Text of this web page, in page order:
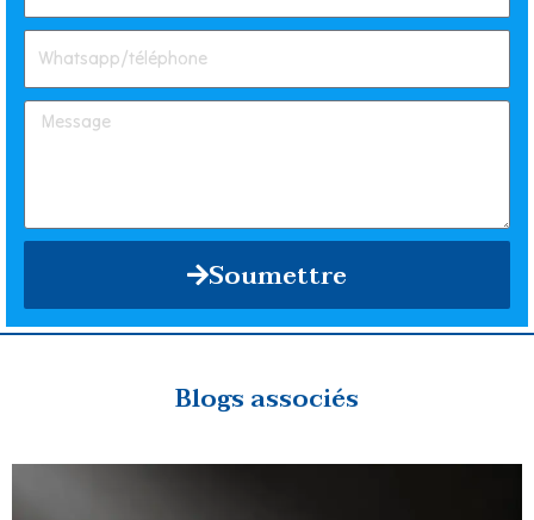
Soumettre
Blogs associés